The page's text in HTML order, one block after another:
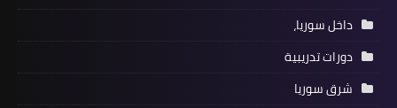
داخل سوريا،
دورات تدريبية
شرق سوريا